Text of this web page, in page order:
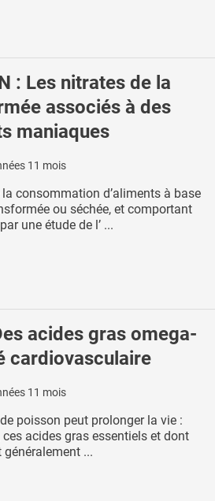
: Les nitrates de la
associés à des
maniaques
11 mois
consommation d’aliments à base
ou séchée, et comportant
une étude de l’ ...
acides gras omega-
cardiovasculaire
11 mois
poisson peut prolonger la vie :
acides gras essentiels et dont
généralement ...